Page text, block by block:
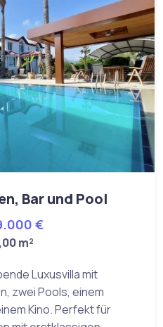
Bar und Pool
€
m²
Luxusvilla mit
zwei Pools, einem
Kino. Perfekt für